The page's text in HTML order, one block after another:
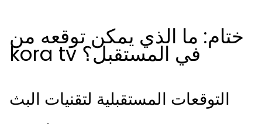
ختام: ما الذي يمكن توقعه من
kora tv في المستقبل؟
التوقعات المستقبلية لتقنيات البث